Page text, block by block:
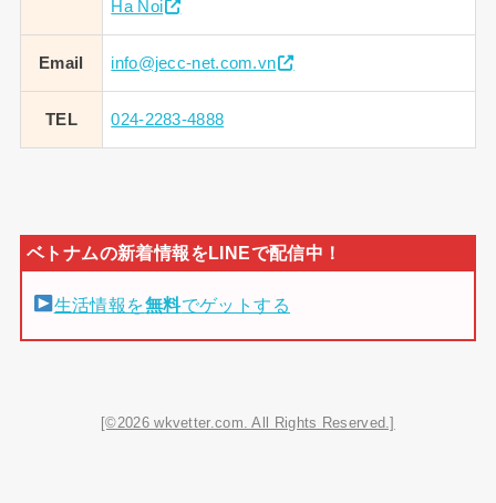
Ha Noi
Email info@jecc-net.com.vn
TEL 024-2283-4888
生活情報を無料でゲットする
[©2026 wkvetter.com. All Rights Reserved.]